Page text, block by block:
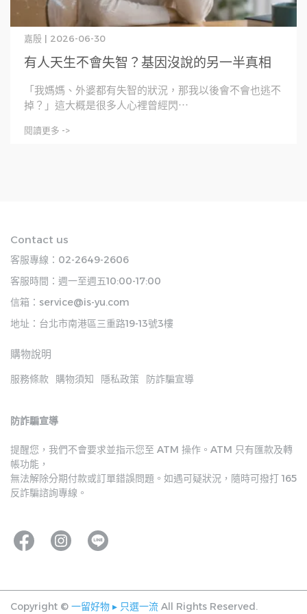
有人天生不會失智？基因沒說的另一半真相
嘉殷 | 2026-06-30
「我媽媽、外婆都有失智的狀況，那我以後會不會也逃不
掉？」這大概是很多人心裡曾經閃⋯
閱讀更多 ->
Contact us
客服專線：02-2649-2606
客服時間：週一至週五10:00-17:00
信箱：service@is-yu.com
地址：台北市南港區三重路19-13號3樓
購物說明
服務條款 購物須知 隱私政策 防詐騙宣導
防詐騙宣導
提醒您，我們不會要求並指示您至 ATM 操作。ATM 只有匯款及轉
帳功能，
無法解除分期付款或訂單錯誤問題。如遇可疑狀況，隨時可撥打 165
反詐騙諮詢專線。
Copyright © 一留好物 ▸ 只選一流 All Rights Reserved.